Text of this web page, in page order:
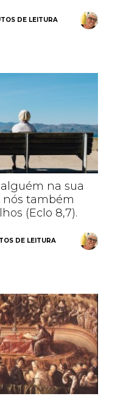
DE LEITURA
na sua
nós também
(Eclo 8,7).
DE LEITURA